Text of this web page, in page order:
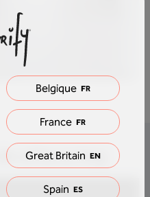
aflevering
Belgique FR
France FR
Great Britain EN
Spain ES